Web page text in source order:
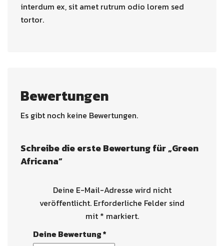
interdum ex, sit amet rutrum odio lorem sed
tortor.
Bewertungen
Es gibt noch keine Bewertungen.
Schreibe die erste Bewertung für „Green
Africana“
Deine E-Mail-Adresse wird nicht
veröffentlicht. Erforderliche Felder sind
mit * markiert.
Deine Bewertung*